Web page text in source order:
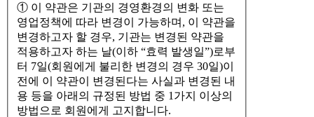
① 이 약관은 기관의 경영환경의 변화 또는
영업정책에 따라 변경이 가능하며, 이 약관을
변경하고자 할 경우, 기관는 변경된 약관을
적용하고자 하는 날(이하 “효력 발생일”)로부
터 7일(회원에게 불리한 변경의 경우 30일)이
전에 이 약관이 변경된다는 사실과 변경된 내
용 등을 아래의 규정된 방법 중 1가지 이상의
방법으로 회원에게 고지합니다.